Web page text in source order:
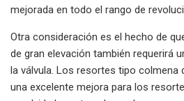
mejorada en todo el rango de
Otra consideración es el hecho de
de gran elevación también requerirá
la válvula. Los resortes tipo colmena
una excelente mejora para los